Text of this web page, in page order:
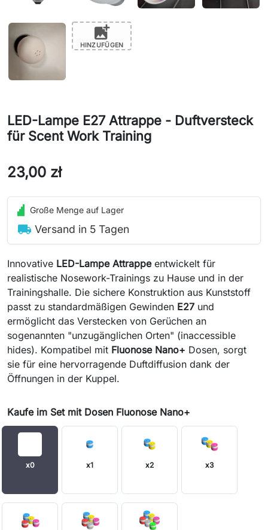
add_photo_alternate
HINZUFÜGEN
LED-Lampe E27 Attrappe - Duftversteck
für Scent Work Training
23,00 zł
Große Menge auf Lager
local_shipping Versand in 5 Tagen
Innovative LED-Lampe Attrappeentwickelt für
realistische Nosework-Trainings zu Hause und in der
Trainingshalle. Die sichere Konstruktion aus Kunststoff
passt zu standardmäßigen Gewinden E27 und
ermöglicht das Verstecken von Gerüchen an
sogenannten "unzugänglichen Orten" (inaccessible
hides). Kompatibel mit Fluonose Nano+ Dosen, sorgt
sie für eine hervorragende Duftdiffusion dank der
Öffnungen in der Kuppel.
Kaufe im Set mit Dosen Fluonose Nano+
x0 x1 x2 x3